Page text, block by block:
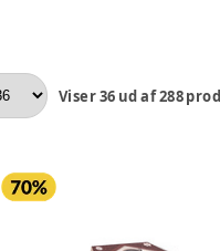
Viser36 ud af288